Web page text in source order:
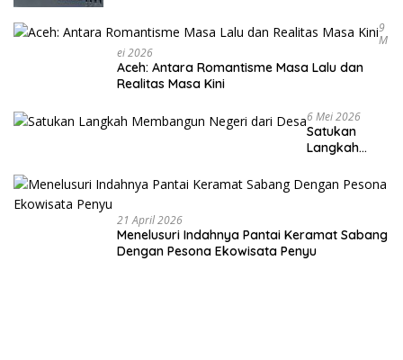
9
M
Ei 2026
Aceh: Antara Romantisme Masa Lalu dan
Realitas Masa Kini
6 Mei 2026
Satukan
Langkah
Negeri dari
Desa
21 April 2026
Menelusuri Indahnya Pantai Keramat Sabang
Dengan Pesona Ekowisata Penyu